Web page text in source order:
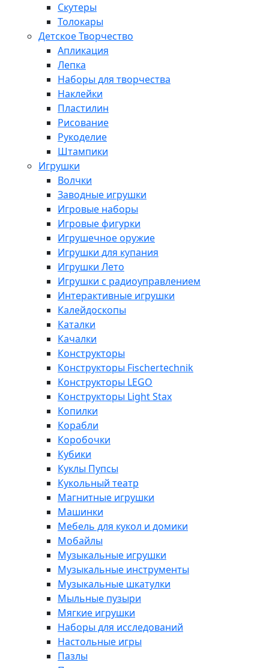
Скутеры
Толокары
Детское Творчество
Апликация
Лепка
Наборы для творчества
Наклейки
Пластилин
Рисование
Рукоделие
Штампики
Игрушки
Волчки
Заводные игрушки
Игровые наборы
Игровые фигурки
Игрушечное оружие
Игрушки для купания
Игрушки Лето
Игрушки с радиоуправлением
Интерактивные игрушки
Калейдоскопы
Каталки
Качалки
Конструкторы
Конструкторы Fisсhertechnik
Конструкторы LEGO
Конструкторы Light Stax
Копилки
Корабли
Коробочки
Кубики
Куклы Пупсы
Кукольный театр
Магнитные игрушки
Машинки
Мебель для кукол и домики
Мобайлы
Музыкальные игрушки
Музыкальные инструменты
Музыкальные шкатулки
Мыльные пузыри
Мягкие игрушки
Наборы для исследований
Настольные игры
Пазлы